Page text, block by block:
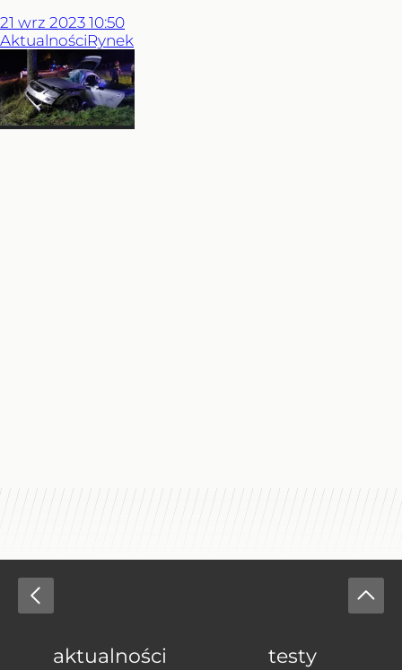
21 wrz 2023 10:50
AktualnościRynek
aktualności
testy